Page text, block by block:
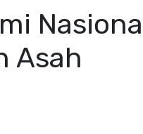
Asah